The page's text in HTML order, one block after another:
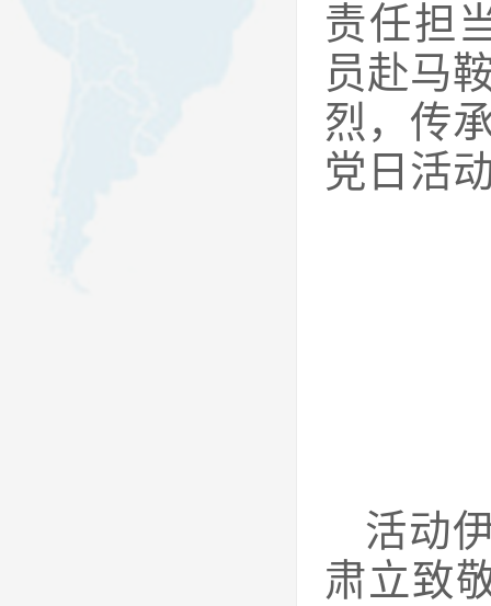
责任担
员赴马
烈，传
党日活
活动
肃立致